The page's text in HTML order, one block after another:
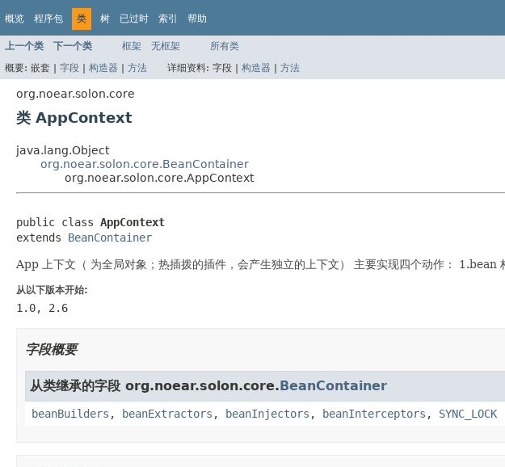
概览 程序包 类 树 已过时 索引 帮助
上一个类 下一个类 框架 无框架
所有类
概要: 嵌套 | 字段 | 构造器 | 方法 详细资料: 字段 | 构造器 | 方法
org.noear.solon.core
类 AppContext
java.lang.Object
org.noear.solon.core.BeanContainer
org.noear.solon.core.AppContext
public class AppContext
extends BeanContainer
App 上下文（ 为全局对象；热插拨的插件，会产生独立的上下文） 主要实现四个动作：
从以下版本开始:
1.0, 2.6
字段概要
从类继承的字段 org.noear.solon.core.BeanContainer
beanBuilders , beanExtractors , beanInjectors , beanInterceptors , SYNC_LOCK